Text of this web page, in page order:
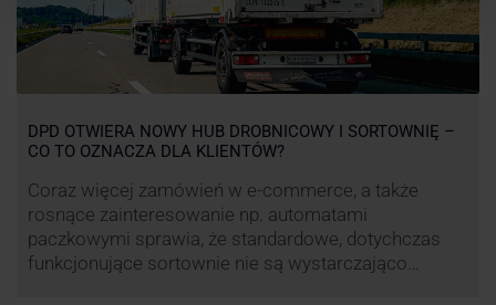
DPD OTWIERA NOWY HUB DROBNICOWY I SORTOWNIĘ –
CO TO OZNACZA DLA KLIENTÓW?
Coraz więcej zamówień w e-commerce, a także
rosnące zainteresowanie np. automatami
paczkowymi sprawia, że standardowe, dotychczas
funkcjonujące sortownie nie są wystarczająco